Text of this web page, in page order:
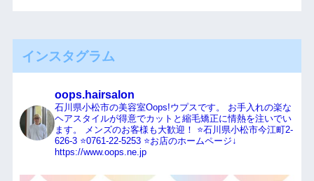
インスタグラム
oops.hairsalon
石川県小松市の美容室Oops!ウプスです。
お手入れの楽な
ヘアスタイルが得意でカットと縮毛矯正に情熱を注いでい
ます。
メンズのお客様も大歓迎！
⭐️石川県小松市今江町2-
626-3⭐️0761-22-5253⭐️お店のホームページ↓
https://www.oops.ne.jp